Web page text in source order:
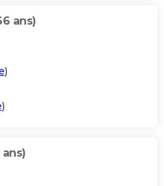
ans)
)
)
ans)